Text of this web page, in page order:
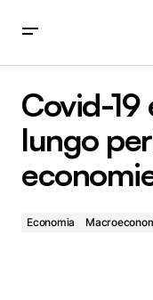
a rischio?
Covid-
lungo
Economia